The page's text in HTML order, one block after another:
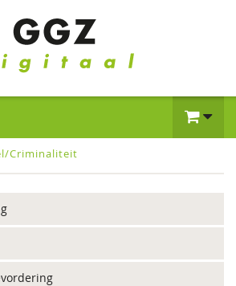
Criminaliteit